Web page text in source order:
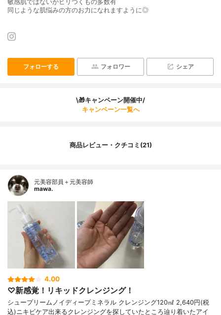
敏感肌ではないがヒリつくもの多数有
同じような肌悩みの方のお力になれますように◎
フォローする フォロワー シェア
\🎁キャンペーン開催中/
キャンペーン一覧へ
商品レビュー・クチコミ(21)
元美容部員＋元美容師
mawa.
4.00
♡新感覚！リキッドクレンジング！
シュープリームノイディープミネラル クレンジング120㎖ 2,640円(税
込)ニキビケア出来るクレンジングを探していたところ辿り着いたアイ